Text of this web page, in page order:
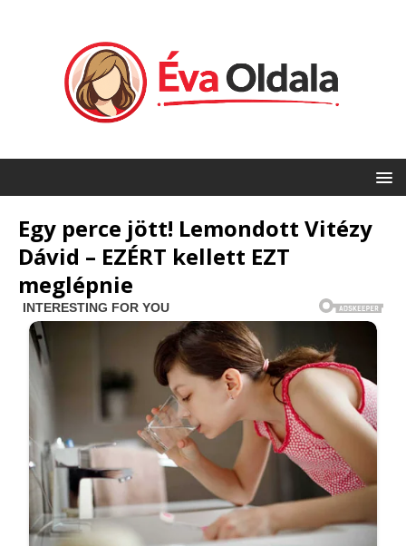
Egy perce jött! Lemondott Vitézy
Dávid – EZÉRT kellett EZT
meglépnie